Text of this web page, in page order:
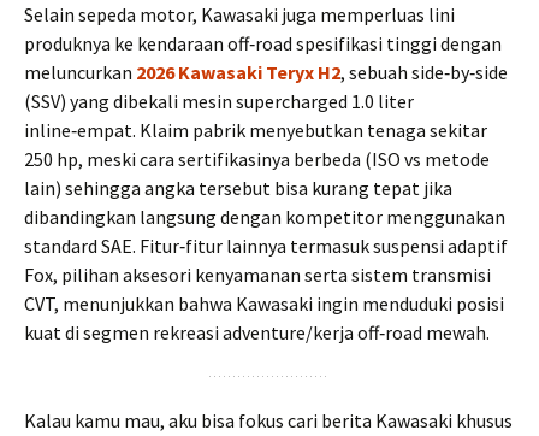
Selain sepeda motor, Kawasaki juga memperluas lini
produknya ke kendaraan off‑road spesifikasi tinggi dengan
meluncurkan 2026 Kawasaki Teryx H2, sebuah side‑by‑side
(SSV) yang dibekali mesin supercharged 1.0 liter
inline‑empat. Klaim pabrik menyebutkan tenaga sekitar
250 hp, meski cara sertifikasinya berbeda (ISO vs metode
lain) sehingga angka tersebut bisa kurang tepat jika
dibandingkan langsung dengan kompetitor menggunakan
standard SAE. Fitur‑fitur lainnya termasuk suspensi adaptif
Fox, pilihan aksesori kenyamanan serta sistem transmisi
CVT, menunjukkan bahwa Kawasaki ingin menduduki posisi
kuat di segmen rekreasi adventure/kerja off‑road mewah.
Kalau kamu mau, aku bisa fokus cari berita Kawasaki khusus